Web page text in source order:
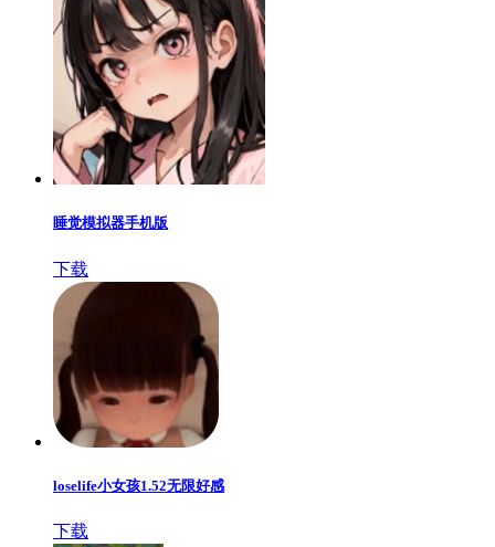
睡觉模拟器手机版
下载
loselife小女孩1.52无限好感
下载